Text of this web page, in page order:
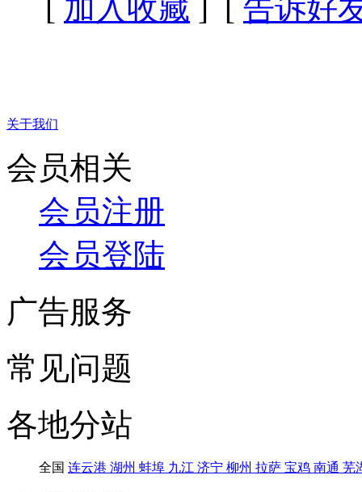
加入收藏 告诉好
关于我们
会员相关
会员注册
会员登陆
广告服务
常见问题
各地分站
全国 连云港 湖州 蚌埠 九江 济宁 柳州 拉萨 宝鸡 南通 芜